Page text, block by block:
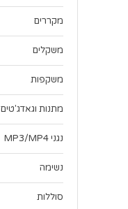
מקררים
משקלים
משקפות
מתנות וגאדג'טים
נגני MP3/MP4
נשימה
סוללות